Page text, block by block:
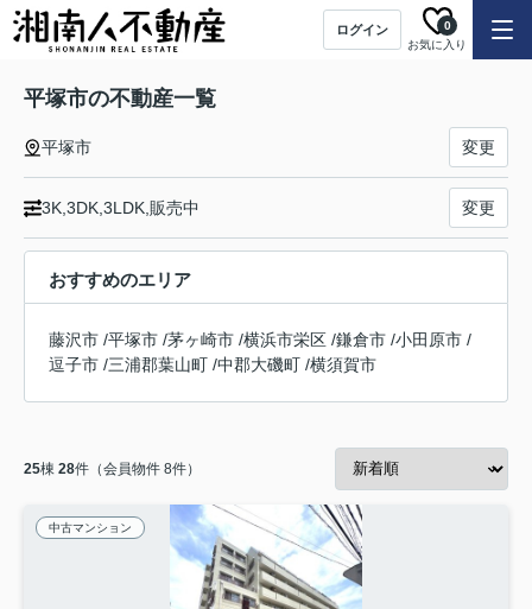
ログイン
お気に入り
0
平塚市の不動産一覧
平塚市 変更
3K,3DK,3LDK,販売中 変更
おすすめのエリア
藤沢市 /平塚市 /茅ヶ崎市 /横浜市栄区 /鎌倉市 /小田原市 /
逗子市 /三浦郡葉山町 /中郡大磯町 /横須賀市
25棟 28件（会員物件 8件）
中古マンション